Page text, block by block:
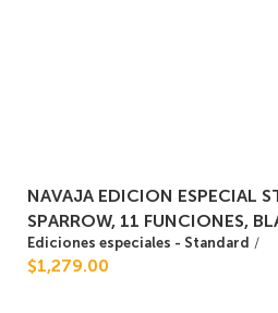
NAVAJA EDICION ESPECIAL
SPARROW, 11 FUNCIONES,
Ediciones especiales - Standard /
$1,279.00